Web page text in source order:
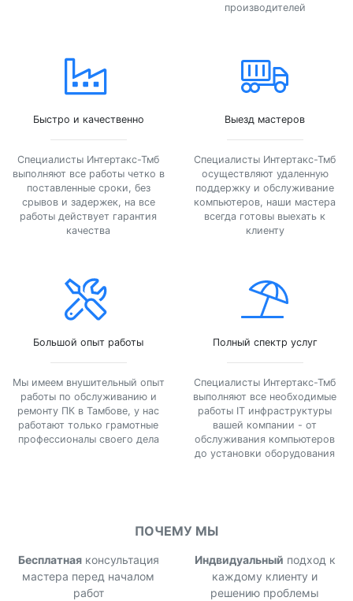
производителей
Быстро и качественно
Специалисты Интертакс-Тмб
выполняют все работы четко в
поставленные сроки, без
срывов и задержек, на все
работы действует гарантия
качества
Выезд мастеров
Специалисты Интертакс-Тмб
осуществляют удаленную
поддержку и обслуживание
компьютеров, наши мастера
всегда готовы выехать к
клиенту
Большой опыт работы
Мы имеем внушительный опыт
работы по обслуживанию и
ремонту ПК в Тамбове, у нас
работают только грамотные
профессионалы своего дела
Полный спектр услуг
Специалисты Интертакс-Тмб
выполняют все необходимые
работы IT инфраструктуры
вашей компании - от
обслуживания компьютеров
до установки оборудования
ПОЧЕМУ МЫ
Бесплатнаяконсультация
мастера перед началом
работ
Индвидуальный подход к
каждому клиенту и
решению проблемы